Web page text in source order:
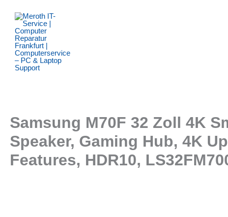
Inhalt
springen
Samsung M70F 32 Zoll 4K
Speaker, Gaming Hub, 4K
Features, HDR10,